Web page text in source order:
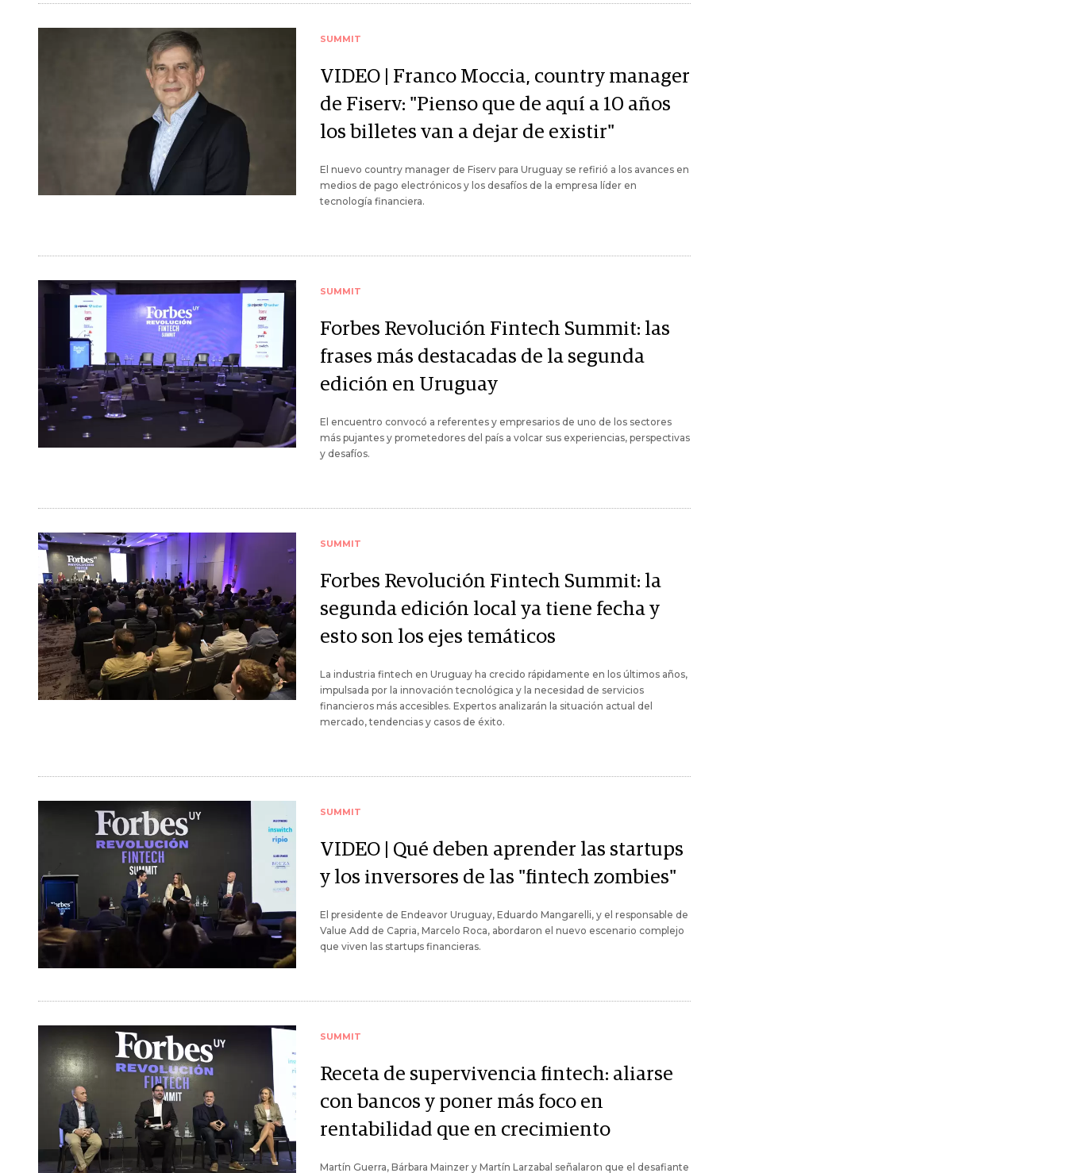
SUMMIT
VIDEO | Franco Moccia, country manager
de Fiserv: "Pienso que de aquí a 10 años
los billetes van a dejar de existir"
El nuevo country manager de Fiserv para Uruguay se refirió a los avances en
medios de pago electrónicos y los desafíos de la empresa líder en
tecnología financiera.
SUMMIT
Forbes Revolución Fintech Summit: las
frases más destacadas de la segunda
edición en Uruguay
El encuentro convocó a referentes y empresarios de uno de los sectores
más pujantes y prometedores del país a volcar sus experiencias, perspectivas
y desafíos.
SUMMIT
Forbes Revolución Fintech Summit: la
segunda edición local ya tiene fecha y
esto son los ejes temáticos
La industria fintech en Uruguay ha crecido rápidamente en los últimos años,
impulsada por la innovación tecnológica y la necesidad de servicios
financieros más accesibles. Expertos analizarán la situación actual del
mercado, tendencias y casos de éxito.
SUMMIT
VIDEO | Qué deben aprender las startups
y los inversores de las "fintech zombies"
El presidente de Endeavor Uruguay, Eduardo Mangarelli, y el responsable de
Value Add de Capria, Marcelo Roca, abordaron el nuevo escenario complejo
que viven las startups financieras.
SUMMIT
Receta de supervivencia fintech: aliarse
con bancos y poner más foco en
rentabilidad que en crecimiento
Martín Guerra, Bárbara Mainzer y Martín Larzabal señalaron que el desafiante